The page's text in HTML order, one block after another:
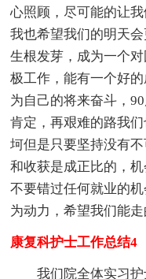
心照顾，尽可能的让
我也希望我们的明天
生根发芽，成为一个
极工作，能有一个好
为自己的将来奋斗，
肯定，再艰难的路我
坷但是只要坚持没有
和收获是成正比的，
不要错过任何就业的
为动力，希望我们能走
康复科护士工作总结4
我们院全体实习